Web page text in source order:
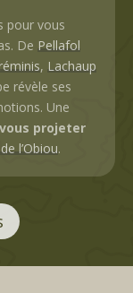
pour vous
De Pellafol
, Lachaup
révèle ses
Une
projeter
l’Obiou.